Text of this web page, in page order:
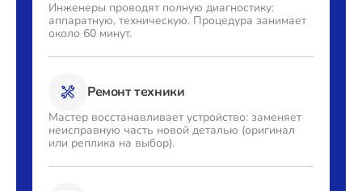
Инженеры проводят полную диагностику:
аппаратную, техническую. Процедура занимает
около 60 минут.
Ремонт техники
Мастер восстанавливает устройство: заменяет
неисправную часть новой деталью (оригинал
или реплика на выбор).